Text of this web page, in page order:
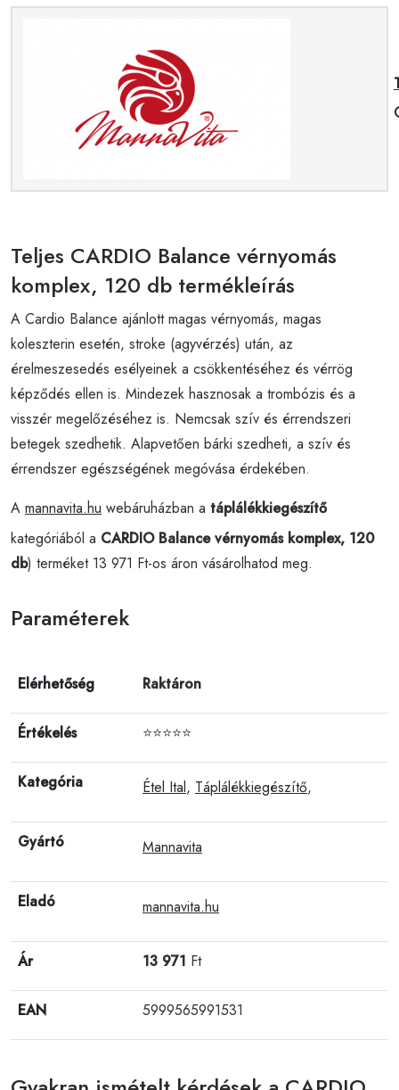
Teljes CARDIO Balance vérnyomás
komplex, 120 db termékleírás
A Cardio Balance ajánlott magas vérnyomás, magas
koleszterin esetén, stroke (agyvérzés) után, az
érelmeszesedés esélyeinek a csökkentéséhez és vérrög
képződés ellen is. Mindezek hasznosak a trombózis és a
visszér megelőzéséhez is. Nemcsak szív és érrendszeri
betegek szedhetik. Alapvetően bárki szedheti, a szív és
érrendszer egészségének megóvása érdekében.
A mannavita.hu webáruházban a táplálékkiegészítő
kategóriából a CARDIO Balance vérnyomás komplex, 120
db) terméket 13 971 Ft-os áron vásárolhatod meg.
Paraméterek
Elérhetőség Raktáron
Értékelés ⭐⭐⭐⭐⭐
Kategória Étel Ital, Táplálékkiegészítő,
Gyártó Mannavita
Eladó mannavita.hu
Ár 13 971 Ft
EAN 5999565991531